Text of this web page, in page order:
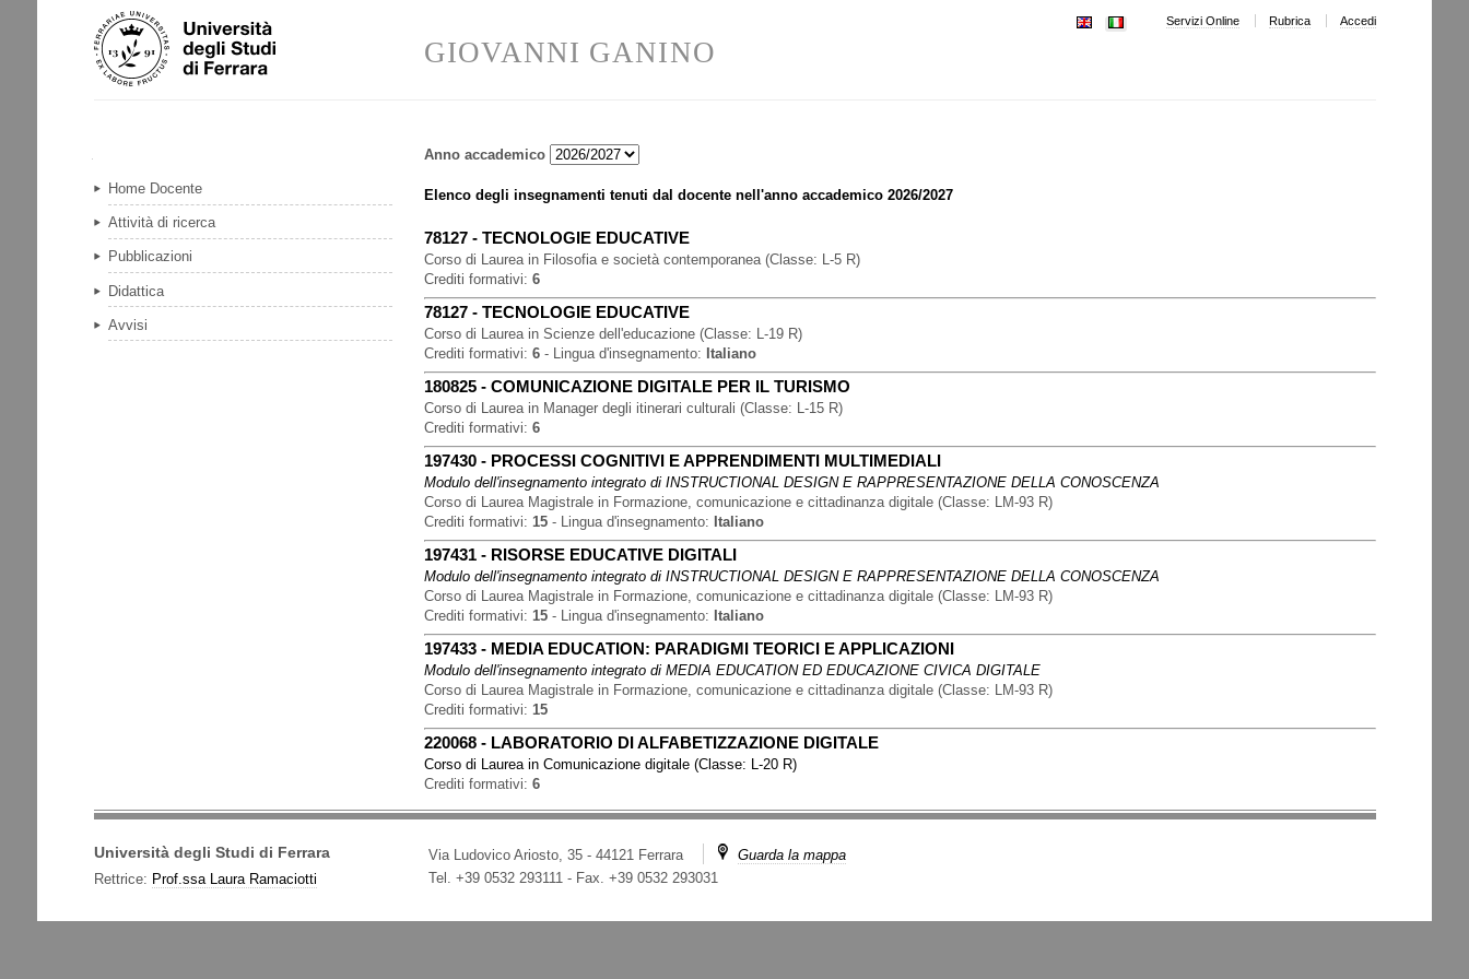
Salta
ai
contenuti.
Strumenti
personali
GIOVANNI GANINO
Servizi Online Rubrica Accedi
Anno accademico
Elenco degli insegnamenti tenuti dal docente nell'anno accademico 2026/2027
78127 -TECNOLOGIE EDUCATIVE
Corso di Laureain Filosofia e società contemporanea(Classe: L-5 R)
Crediti formativi: 6
78127 -TECNOLOGIE EDUCATIVE
Corso di LaureainScienze dell'educazione (Classe: L-19 R)
Crediti formativi: 6 - Lingua d'insegnamento: Italiano
180825 -COMUNICAZIONE DIGITALE PER IL TURISMO
Corso di Laureain Manager degli itinerari culturali (Classe: L-15 R)
Crediti formativi: 6
197430 - PROCESSI COGNITIVI E APPRENDIMENTI MULTIMEDIALI
Modulo dell'insegnamento integrato di INSTRUCTIONAL DESIGN E RAPPRESENTAZIONE DELLA CONOSCENZA
Corso di Laurea Magistrale in Formazione, comunicazione e cittadinanza digitale (Classe: LM-93 R)
Crediti formativi: 15 - Lingua d'insegnamento: Italiano
197431 - RISORSE EDUCATIVE DIGITALI
Modulo dell'insegnamento integrato di INSTRUCTIONAL DESIGN E RAPPRESENTAZIONE DELLA CONOSCENZA
Corso di Laurea Magistrale in Formazione, comunicazione e cittadinanza digitale (Classe: LM-93 R)
Crediti formativi: 15 - Lingua d'insegnamento: Italiano
197433 - MEDIA EDUCATION: PARADIGMI TEORICI E APPLICAZIONI
Modulo dell'insegnamento integrato di MEDIA EDUCATION ED EDUCAZIONE CIVICA DIGITALE
Corso di Laurea Magistrale in Formazione, comunicazione e cittadinanza digitale (Classe: LM-93 R)
Crediti formativi: 15
220068 - LABORATORIO DI ALFABETIZZAZIONE DIGITALE
Corso di LaureainComunicazione digitale (Classe: L-20 R)
Crediti formativi: 6
Home Docente
Attività di ricerca
Pubblicazioni
Didattica
Avvisi
Università degli Studi di Ferrara
Rettrice: Prof.ssa Laura Ramaciotti
Via Ludovico Ariosto, 35 - 44121 Ferrara
Guarda la mappa
Tel. +39 0532 293111- Fax. +39 0532 293031